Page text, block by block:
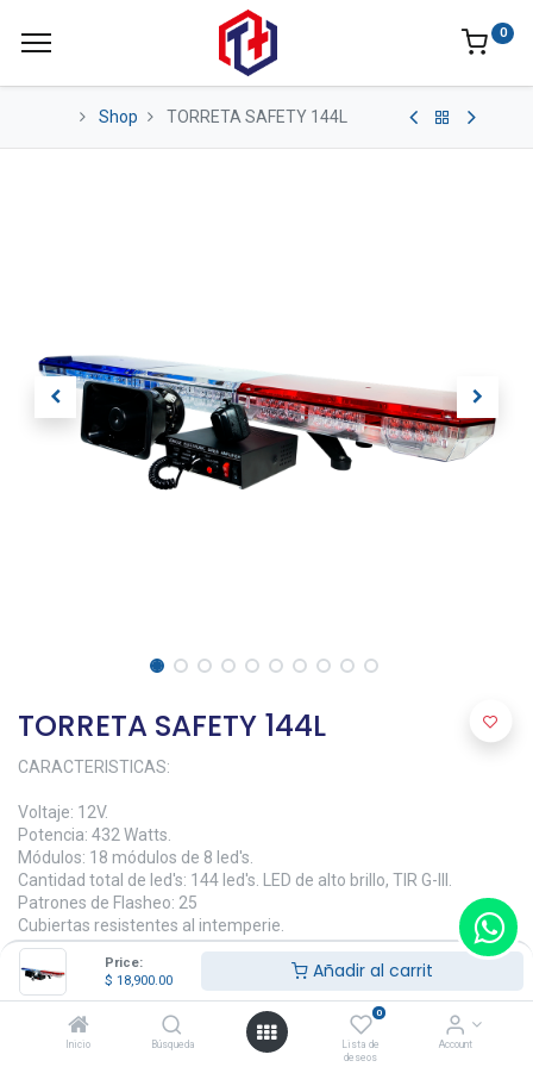
Price:
$ 18,900.00 Añadir al carrit
Inicio Búsqueda
0
Lista de
deseos
Account
0
Shop TORRETA SAFETY 144L
TORRETA SAFETY 144L
CARACTERISTICAS:
Voltaje: 12V.
Potencia: 432 Watts.
Módulos: 18 módulos de 8 led's.
Cantidad total de led's: 144 led's. LED de alto brillo, TIR G-III.
Patrones de Flasheo: 25
Cubiertas resistentes al intemperie.
Fácil instalación plug n play.
Incluye radio sirena y bocina de 100W.
Ideal para camiones de bomberos, grúas y vehículos de gran
tamaño.